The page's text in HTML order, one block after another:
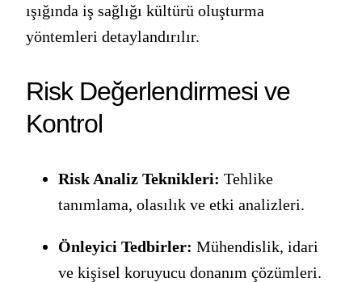
ışığında iş sağlığı kültürü oluşturma
yöntemleri detaylandırılır.
Risk Değerlendirmesi ve
Kontrol
Risk Analiz Teknikleri: Tehlike
tanımlama, olasılık ve etki analizleri.
Önleyici Tedbirler: Mühendislik, idari
ve kişisel koruyucu donanım çözümleri.